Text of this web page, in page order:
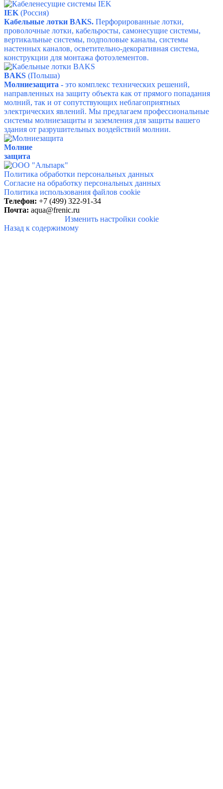
IEK(Россия)
Кабельные лотки BAKS. Перфорированные лотки,
проволочные лотки, кабельросты, самонесущие системы,
вертикальные системы, подполовые каналы, системы
настенных каналов, осветительно-декоративная система,
конструкции для монтажа фотоэлементов.
BAKS (Польша)
Молниезащита - это комплекс технических решений,
направленных на защиту объекта как от прямого попадания
молний, так и от сопутствующих неблагоприятных
электрических явлений. Мы предлагаем профессиональные
системы молниезащиты и заземления для защиты вашего
здания от разрушительных воздействий молнии.
Молние
защита
Политика обработки персональных данных
Согласие на обработку персональных данных
Политика использования файлов cookie
Телефон: +7 (499) 322-91-34
Почта: aqua@frenic.ru
Изменить настройки cookie
Назад к содержимому